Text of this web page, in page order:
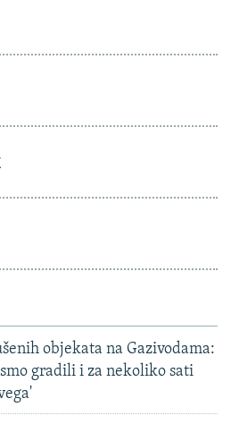
objekata na Gazivodama:
gradili i za nekoliko sati